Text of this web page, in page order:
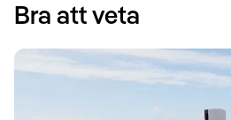
Bra att veta